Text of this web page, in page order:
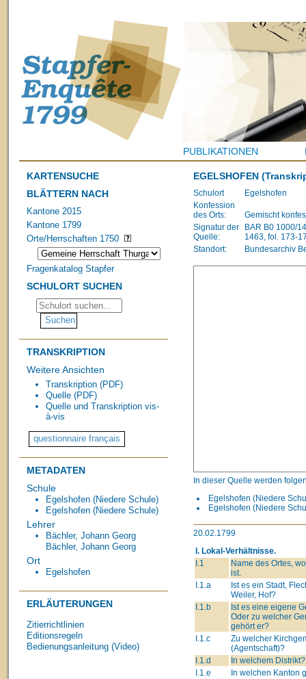
PUBLIKATIONEN
KARTENSUCHE
BLÄTTERN NACH
Kantone 2015
Kantone 1799
Orte/Herrschaften 1750
Fragenkatalog Stapfer
SCHULORT SUCHEN
TRANSKRIPTION
Weitere Ansichten
Transkription (PDF)
Quelle (PDF)
Quelle und Transkription vis-
à-vis
METADATEN
Schule
Egelshofen (Niedere Schule)
Egelshofen (Niedere Schule)
Lehrer
Bächler, Johann Georg
Bächler, Johann Georg
Ort
Egelshofen
ERLÄUTERUNGEN
Zitierrichtlinien
Editionsregeln
Bedienungsanleitung (Video)
EGELSHOFEN
Schulort
Egelshofen
Konfession
des Orts:
Gemischt
Signatur der
Quelle:
BAR B0 1000/
1463, fol. 173-
Standort:
Bundesarchiv
In dieser Quelle werden
Egelshofen (Niedere
Egelshofen (Niedere
20.02.1799
I. Lokal-Verhältnisse.
I.1
Name des Ortes,
ist.
I.1.a
Ist es ein Stadt,
Weiler, Hof?
I.1.b
Ist es eine eigene
Oder zu welcher
gehört er?
I.1.c
Zu welcher
(Agentschaft)?
I.1.d
In welchem Distrikt?
I.1.e
In welchen Kanton